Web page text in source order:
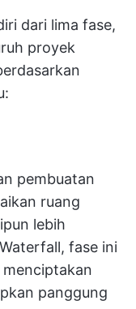
dari lima fase,
proyek
pembuatan
ruang
lebih
fase ini
panggung